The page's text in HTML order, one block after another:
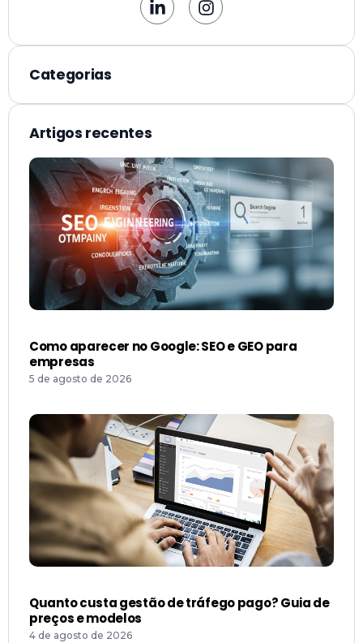
Categorias
Artigos recentes
Como aparecer no Google: SEO e GEO para
empresas
5 de agosto de 2026
Quanto custa gestão de tráfego pago? Guia de
preços e modelos
4 de agosto de 2026